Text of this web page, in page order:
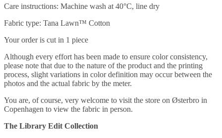
Care instructions: Machine wash at 40°C, line dry
Fabric type: Tana Lawn™ Cotton
Your order is cut in 1 piece
Although every effort has been made to ensure color consistency,
please note that due to the nature of the product and the printing
process, slight variations in color definition may occur between the
photos and the actual fabric by the meter.
You are, of course, very welcome to visit the store on Østerbro in
Copenhagen to view the fabric in person.
The Library Edit Collection